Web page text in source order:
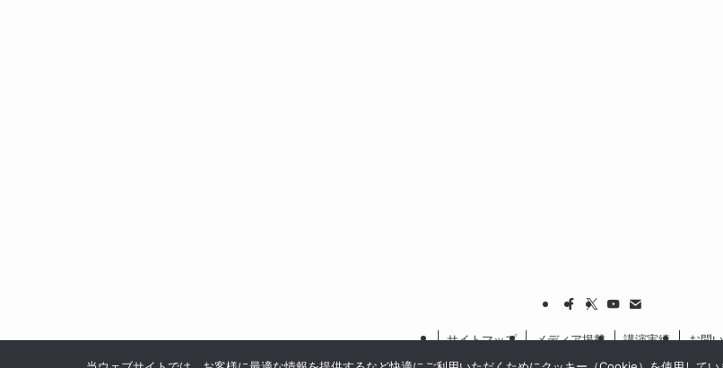
サイトマップ メディア掲載 講演実績 お問